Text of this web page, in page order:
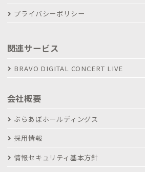
プライバシーポリシー
関連サービス
BRAVO DIGITAL CONCERT LIVE
会社概要
ぶらあぼホールディングス
採用情報
情報セキュリティ基本方針